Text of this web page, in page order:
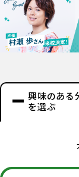
興味のある
を選ぶ